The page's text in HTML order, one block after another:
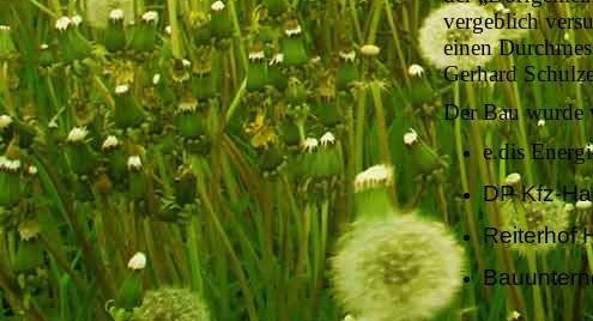
vergeblich
einen
Gerhard
Der Bau wurde
e.dis
DP Kfz-
Reiterhof